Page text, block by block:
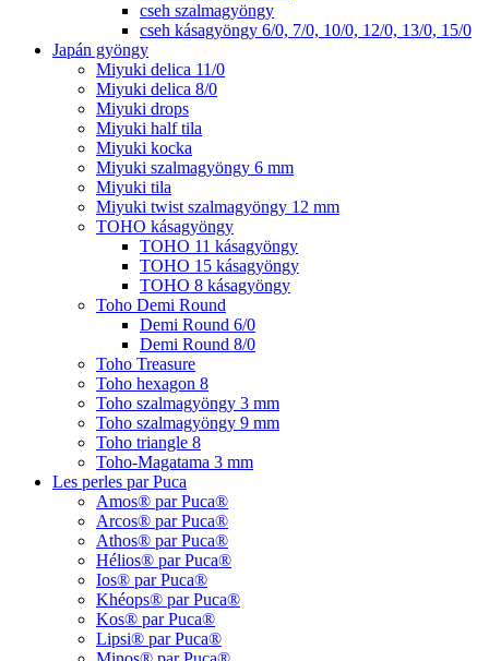
cseh szalmagyöngy
cseh kásagyöngy 6/0, 7/0, 10/0, 12/0, 13/0, 15/0
Japán gyöngy
Miyuki delica 11/0
Miyuki delica 8/0
Miyuki drops
Miyuki half tila
Miyuki kocka
Miyuki szalmagyöngy 6 mm
Miyuki tila
Miyuki twist szalmagyöngy 12 mm
TOHO kásagyöngy
TOHO 11 kásagyöngy
TOHO 15 kásagyöngy
TOHO 8 kásagyöngy
Toho Demi Round
Demi Round 6/0
Demi Round 8/0
Toho Treasure
Toho hexagon 8
Toho szalmagyöngy 3 mm
Toho szalmagyöngy 9 mm
Toho triangle 8
Toho-Magatama 3 mm
Les perles par Puca
Amos® par Puca®
Arcos® par Puca®
Athos® par Puca®
Hélios® par Puca®
Ios® par Puca®
Khéops® par Puca®
Kos® par Puca®
Lipsi® par Puca®